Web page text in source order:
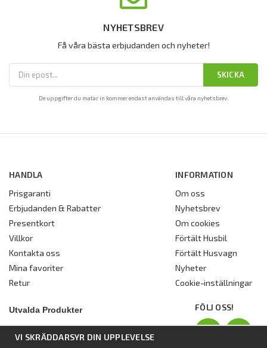
NYHETSBREV
Få våra bästa erbjudanden och nyheter!
SKICKA
De uppgifter du matar in kommer endast användas till våra nyhetsbrev.
HANDLA
Prisgaranti
Erbjudanden & Rabatter
Presentkort
Villkor
Kontakta oss
Mina favoriter
Retur
INFORMATION
Om oss
Nyhetsbrev
Om cookies
Förtält Husbil
Förtält Husvagn
Nyheter
Cookie-inställningar
Utvalda Produkter
Dometic Stuga Rest
FÖLJ OSS!
VI SKRÄDDARSYR DIN UPPLEVELSE